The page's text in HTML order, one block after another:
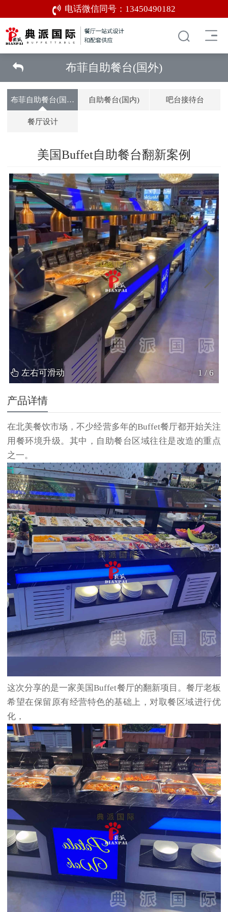
电话微信同号： 13450490182
布菲自助餐台(国外)
布菲自助餐台(国外) 自助餐台(国内) 吧台接待台
餐厅设计
美国Buffet自助餐台翻新案例
1 / 6
左右可滑动
产品详情
在北美餐饮市场，不少经营多年的Buffet餐厅都开始关注
用餐环境升级。其中，自助餐台区域往往是改造的重点
之一。
这次分享的是一家美国Buffet餐厅的翻新项目。餐厅老板
希望在保留原有经营特色的基础上，对取餐区域进行优
化，